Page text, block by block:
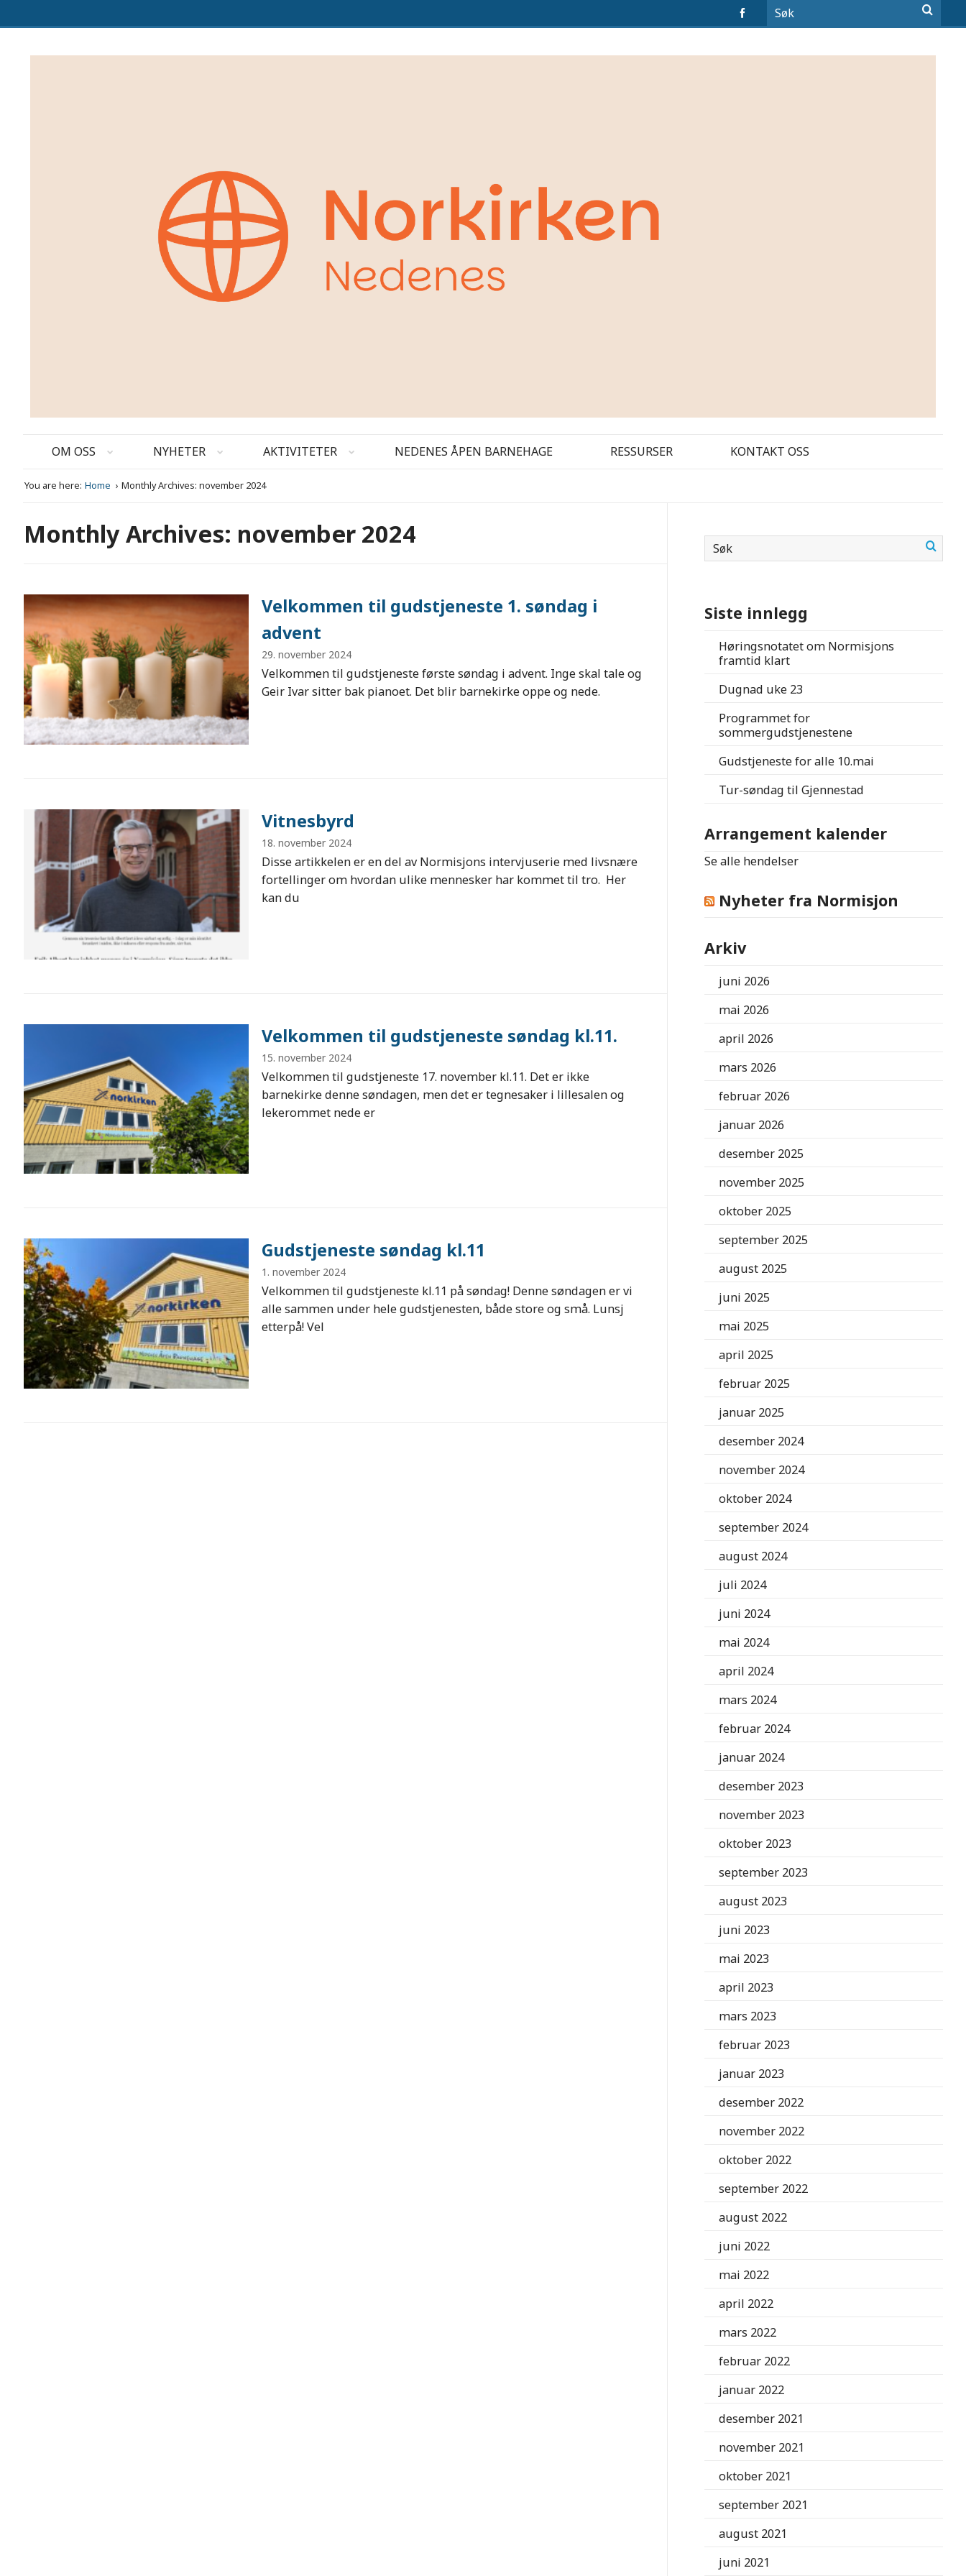
OM OSS NYHETER AKTIVITETER NEDENES ÅPEN BARNEHAGE RESSURSER KONTAKT OSS
You are here: Home Monthly Archives: november 2024
Monthly Archives: november 2024
Velkommen til gudstjeneste 1. søndag i
advent
29. november 2024
Velkommen til gudstjeneste første søndag i advent. Inge skal tale og
Geir Ivar sitter bak pianoet. Det blir barnekirke oppe og nede.
Vitnesbyrd
18. november 2024
Disse artikkelen er en del av Normisjons intervjuserie med livsnære
fortellinger om hvordan ulike mennesker har kommet til tro. Her
kan du
Velkommen til gudstjeneste søndag kl.11.
15. november 2024
Velkommen til gudstjeneste 17. november kl.11. Det er ikke
barnekirke denne søndagen, men det er tegnesaker i lillesalen og
lekerommet nede er
Gudstjeneste søndag kl.11
1. november 2024
Velkommen til gudstjeneste kl.11 på søndag! Denne søndagen er vi
alle sammen under hele gudstjenesten, både store og små. Lunsj
etterpå! Vel
Siste innlegg
Høringsnotatet om Normisjons
framtid klart
Dugnad uke 23
Programmet for
sommergudstjenestene
Gudstjeneste for alle 10.mai
Tur-søndag til Gjennestad
Arrangement kalender
Se alle hendelser
Nyheter fra Normisjon
Arkiv
juni 2026
mai 2026
april 2026
mars 2026
februar 2026
januar 2026
desember 2025
november 2025
oktober 2025
september 2025
august 2025
juni 2025
mai 2025
april 2025
februar 2025
januar 2025
desember 2024
november 2024
oktober 2024
september 2024
august 2024
juli 2024
juni 2024
mai 2024
april 2024
mars 2024
februar 2024
januar 2024
desember 2023
november 2023
oktober 2023
september 2023
august 2023
juni 2023
mai 2023
april 2023
mars 2023
februar 2023
januar 2023
desember 2022
november 2022
oktober 2022
september 2022
august 2022
juni 2022
mai 2022
april 2022
mars 2022
februar 2022
januar 2022
desember 2021
november 2021
oktober 2021
september 2021
august 2021
juni 2021